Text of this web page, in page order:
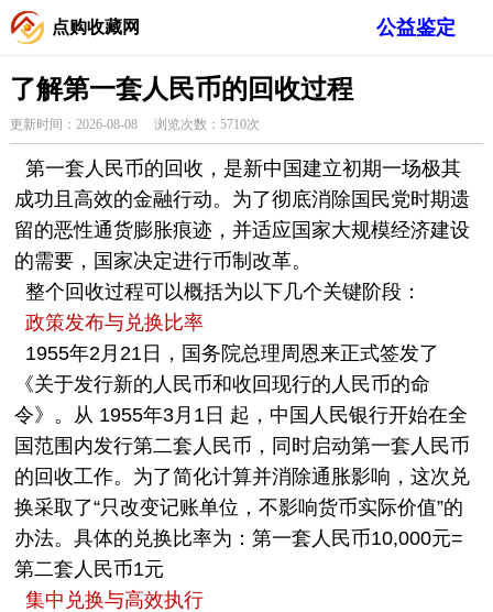
公益鉴定
点购收藏网
了解第一套人民币的回收过程
更新时间：2026-08-08 浏览次数：5710次
第一套人民币的回收，是新中国建立初期一场极其
成功且高效的金融行动。为了彻底消除国民党时期遗
留的恶性通货膨胀痕迹，并适应国家大规模经济建设
的需要，国家决定进行币制改革。
整个回收过程可以概括为以下几个关键阶段：
政策发布与兑换比率
1955年2月21日，国务院总理周恩来正式签发了
《关于发行新的人民币和收回现行的人民币的命
令》。从 1955年3月1日 起，中国人民银行开始在全
国范围内发行第二套人民币，同时启动第一套人民币
的回收工作。为了简化计算并消除通胀影响，这次兑
换采取了“只改变记账单位，不影响货币实际价值”的
办法。具体的兑换比率为：第一套人民币10,000元=
第二套人民币1元
集中兑换与高效执行